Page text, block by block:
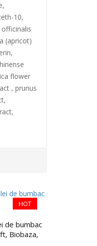
10,
(apricot)
flower
, prunus
HOT
de bumbac
Biobaza,